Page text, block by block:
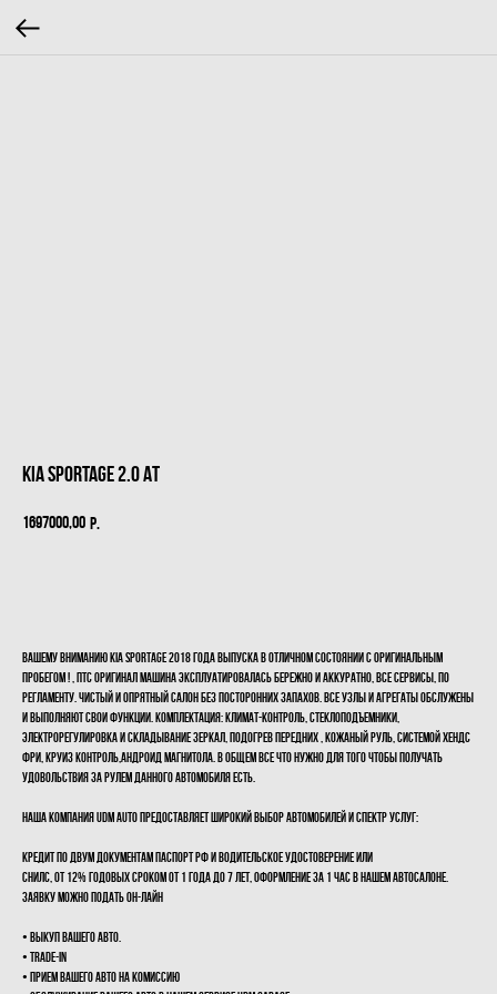
Kia Sportage 2.0 AT
1697000,00 р.
Вашему вниманию KIA SPORTAGE 2018 года выпуска в отличном состоянии с оригинальным
пробегом ! , ПТС оригинал Машина эксплуатировалась бережно и аккуратно, все сервисы, по
регламенту. Чистый и опрятный салон без посторонних запахов. Все узлы и агрегаты обслужены
и выполняют свои функции. Комплектация: Климат-контроль, стеклоподъемники,
электрорегулировка и складывание зеркал, подогрев передних , кожаный руль, системой хендс
фри, круиз контроль,андроид магнитола. В общем все что нужно для того чтобы получать
удовольствия за рулем данного автомобиля есть.
Наша компания UDМ Аutо предоставляет широкий выбор автомобилей и спектр услуг:
КРЕДИТ по двум документам паспорт РФ и водительское удостоверение или
СНИЛС, от 12% ГОДОВЫХ сроком от 1 года до 7 лет, оформление за 1 час в нашем автосалоне.
Заявку можно подать он-лайн
• ВЫКУП Вашего авто.
• ТRАDЕ-IN
• ПРИЕМ Вашего авто на КОМИССИЮ